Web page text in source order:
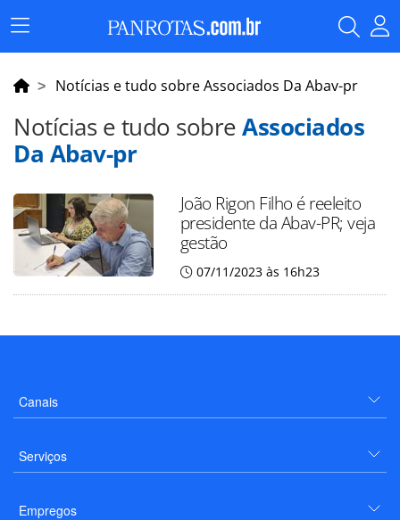
Menu
Principal
Notícias e tudo sobre Associados Da Abav-pr
Notícias e tudo sobreAssociados
Da Abav-pr
João Rigon Filho é reeleito
presidente da Abav-PR; veja
gestão
07/11/2023 às 16h23
Canais
Serviços
Empregos